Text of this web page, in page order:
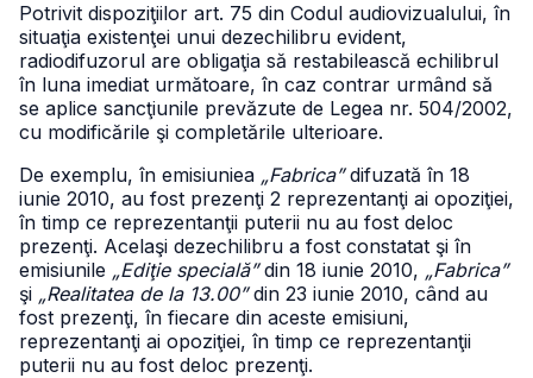
Potrivit dispoziţiilor art. 75 din Codul audiovizualului, în
situaţia existenţei unui dezechilibru evident,
radiodifuzorul are obligaţia să restabilească echilibrul
în luna imediat următoare, în caz contrar urmând să
se aplice sancţiunile prevăzute de Legea nr. 504/2002,
cu modificările şi completările ulterioare.
De exemplu, în emisiuniea „Fabrica”difuzată în 18
iunie 2010, au fost prezenţi 2 reprezentanţi ai opoziţiei,
în timp ce reprezentanţii puterii nu au fost deloc
prezenţi. Acelaşi dezechilibru a fost constatat şi în
emisiunile „Ediţie specială”din 18 iunie 2010, „Fabrica”
şi „Realitatea de la 13.00”din 23 iunie 2010, când au
fost prezenţi, în fiecare din aceste emisiuni,
reprezentanţi ai opoziţiei, în timp ce reprezentanţii
puterii nu au fost deloc prezenţi.